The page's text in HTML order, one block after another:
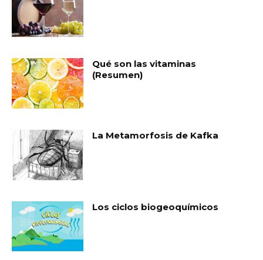
Qué son las vitaminas
(Resumen)
La Metamorfosis de Kafka
Los ciclos biogeoquímicos